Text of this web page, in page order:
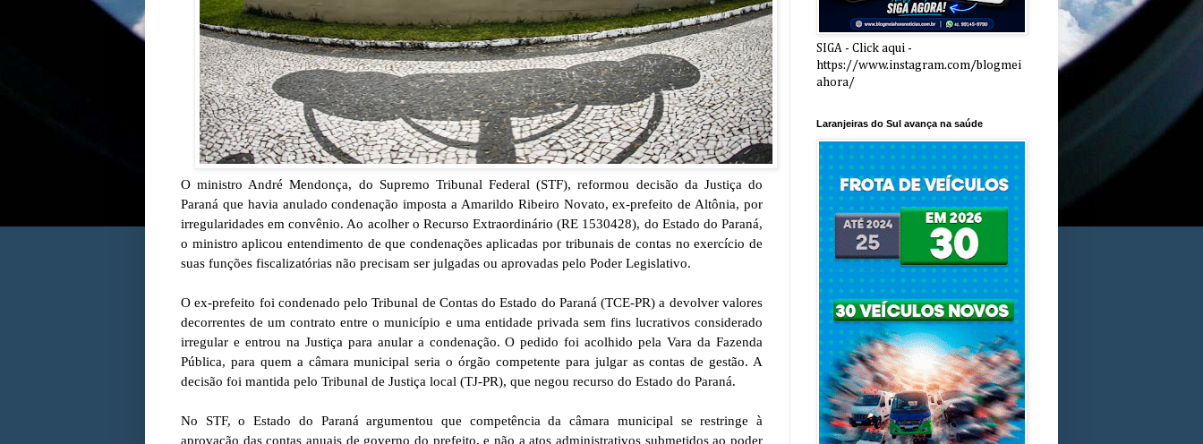
O ministro André Mendonça, do Supremo Tribunal Federal (STF), reformou decisão da Justiça do
Paraná que havia anulado condenação imposta a Amarildo Ribeiro Novato, ex-prefeito de Altônia, por
irregularidades em convênio. Ao acolher o Recurso Extraordinário (RE 1530428), do Estado do Paraná,
o ministro aplicou entendimento de que condenações aplicadas por tribunais de contas no exercício de
suas funções fiscalizatórias não precisam ser julgadas ou aprovadas pelo Poder Legislativo.
O ex-prefeito foi condenado pelo Tribunal de Contas do Estado do Paraná (TCE-PR) a devolver valores
decorrentes de um contrato entre o município e uma entidade privada sem fins lucrativos considerado
irregular e entrou na Justiça para anular a condenação. O pedido foi acolhido pela Vara da Fazenda
Pública, para quem a câmara municipal seria o órgão competente para julgar as contas de gestão. A
decisão foi mantida pelo Tribunal de Justiça local (TJ-PR), que negou recurso do Estado do Paraná.
No STF, o Estado do Paraná argumentou que competência da câmara municipal se restringe à
aprovação das contas anuais de governo do prefeito, e não a atos administrativos submetidos ao poder
SIGA - Click aqui -
https://www.instagram.com/blogmei
ahora/
Laranjeiras do Sul avança na saúde